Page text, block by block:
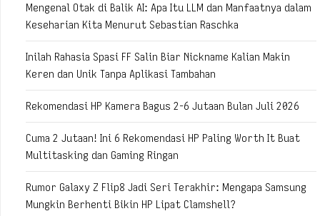
Mengenal Otak di Balik AI: Apa Itu LLM dan Manfaatnya dalam
Keseharian Kita Menurut Sebastian Raschka
Inilah Rahasia Spasi FF Salin Biar Nickname Kalian Makin
Keren dan Unik Tanpa Aplikasi Tambahan
Rekomendasi HP Kamera Bagus 2-6 Jutaan Bulan Juli 2026
Cuma 2 Jutaan! Ini 6 Rekomendasi HP Paling Worth It Buat
Multitasking dan Gaming Ringan
Rumor Galaxy Z Flip8 Jadi Seri Terakhir: Mengapa Samsung
Mungkin Berhenti Bikin HP Lipat Clamshell?